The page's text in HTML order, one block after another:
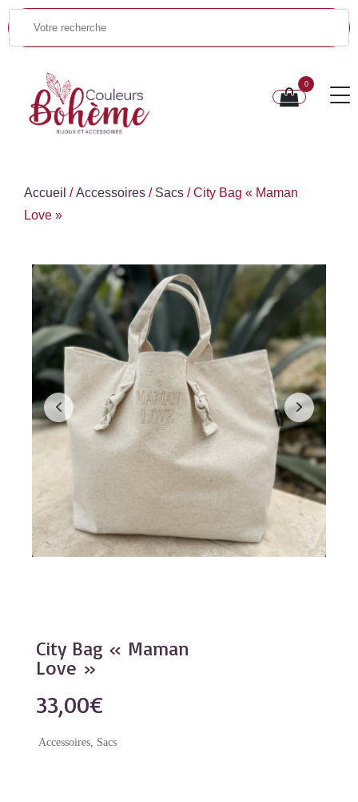
0
Accueil /Accessoires / Sacs / City Bag « Maman
Love »
City Bag « Maman
Love »
33,00€
Accessoires, Sacs